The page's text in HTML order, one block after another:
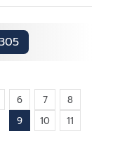
6 7
8
9
10 11